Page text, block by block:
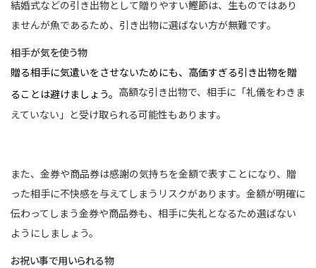
結婚式などの引き出物として贈りやすい鰹節は、生ものではあり
ませんが魚であるため、引き出物に選ばない方が無難です。
相手が気を使う物
贈る相手に気遣いをさせないためにも、高価すぎる引き出物を贈
ることは避けましょう。 高額な引き出物で、相手に「礼儀をわきま
えていない」と受け取られる可能性もあります。
また、金券や商品券は感謝の気持ちを金額で表すことになり、贈
った相手に不快感を与えてしまうリスクがあります。金額が明確に
伝わってしまう金券や商品券も、相手に失礼となるため選ばない
ようにしましょう。
お祝い事で用いられる物